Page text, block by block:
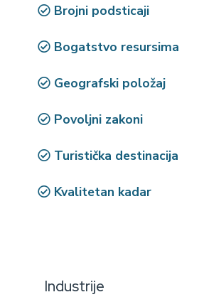
Brojni podsticaji
Bogatstvo resursima
Geografski položaj
Povoljni zakoni
Turistička destinacija
Kvalitetan kadar
Industrije